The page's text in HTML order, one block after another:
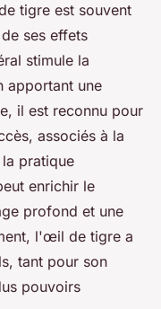
tigre est souvent
ses effets
stimule la
apportant une
il est reconnu pour
associés à la
pratique
enrichir le
profond et une
l'œil de tigre a
tant pour son
pouvoirs